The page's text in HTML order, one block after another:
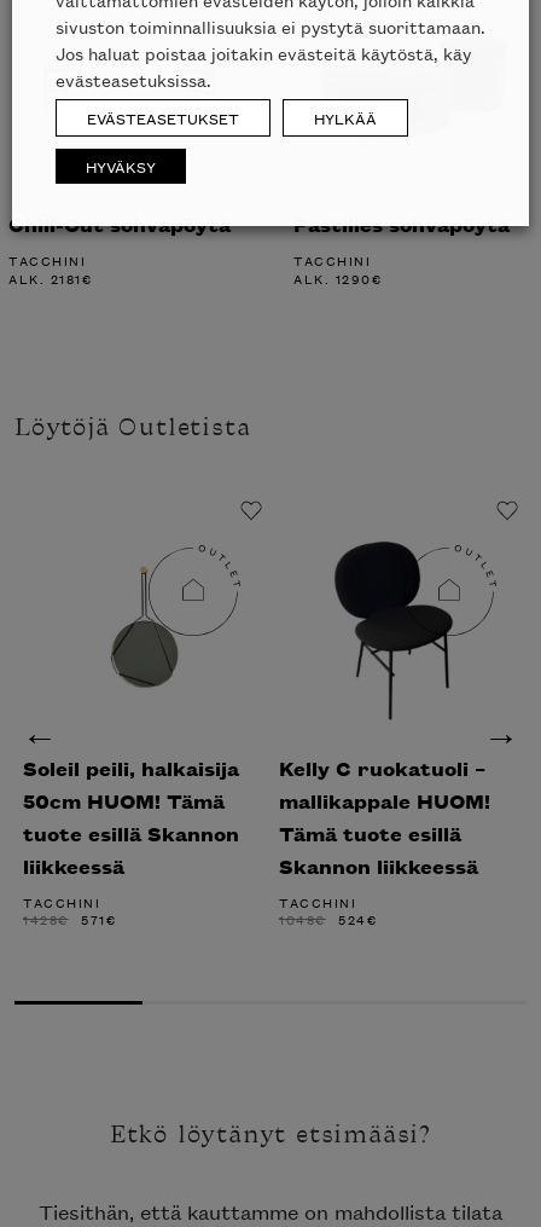
Chill-Out sohvapöytä
TACCHINI
ALK. 2181€
Pastilles sohvapöytä
TACCHINI
ALK. 1290€
Löytöjä Outletista
Soleil peili, halkaisija
50cm HUOM! Tämä
tuote esillä Skannon
liikkeessä
TACCHINI
1428€ ALKUPERÄINEN
571€
Kelly C ruokatuoli –
mallikappale HUOM!
Tämä tuote esillä
Skannon liikkeessä
TACCHINI
1048€ ALKUPERÄINEN
524€
Etkö löytänyt etsimääsi?
Tiesithän, että kauttamme on mahdollista tilata
sivuston toiminnallisuuksia ei pystytä suorittamaan.
Jos haluat poistaa joitakin evästeitä käytöstä, käy
evästeasetuksissa.
EVÄSTEASETUKSET HYLKÄÄ
HYVÄKSY